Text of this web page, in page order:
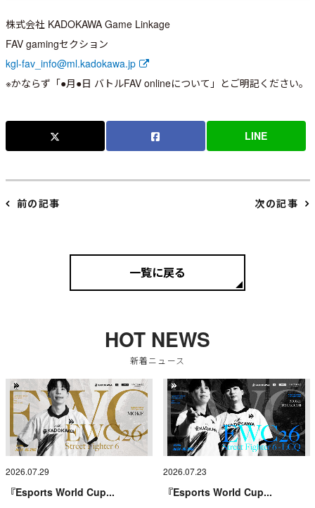
株式会社 KADOKAWA Game Linkage
FAV gamingセクション
kgl-fav_info@ml.kadokawa.jp
※かならず「●月●日 バトルFAV onlineについて」とご明記ください。
LINE
前の記事 次の記事
一覧に戻る
HOT NEWS
新着ニュース
2026.07.29
『Esports World Cup...
2026.07.23
『Esports World Cup...